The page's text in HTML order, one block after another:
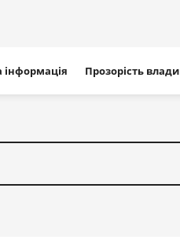
інформація Прозорість влади